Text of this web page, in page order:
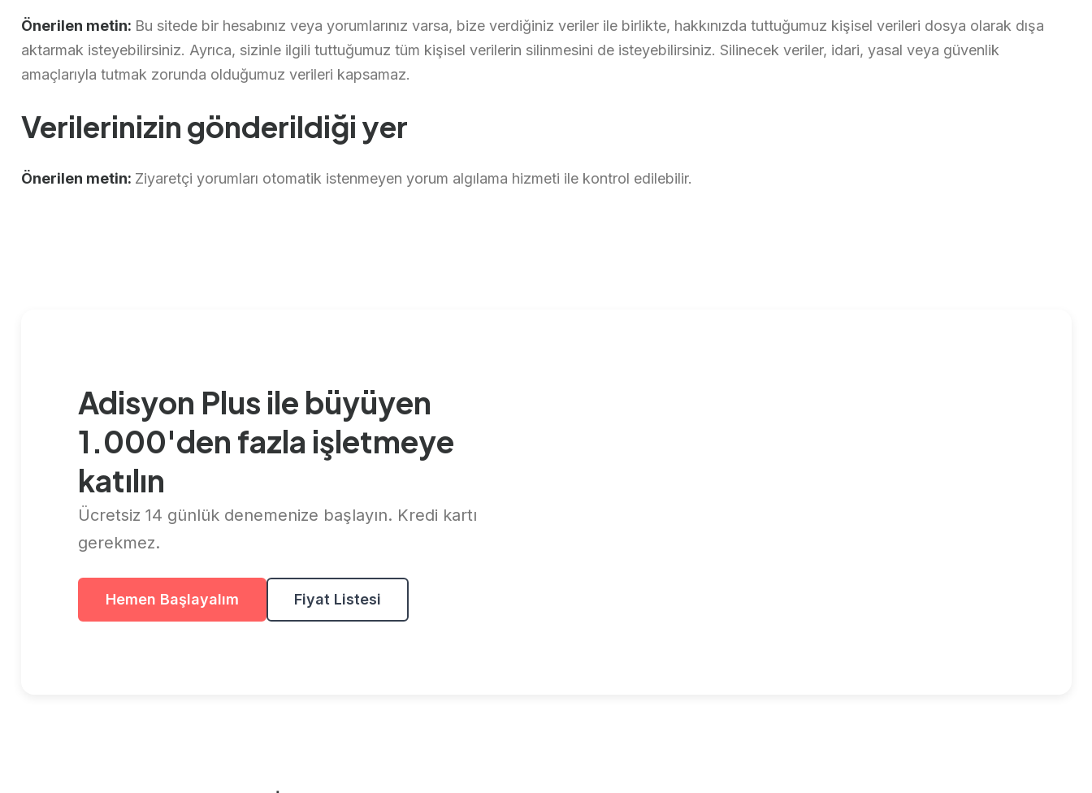
Önerilen metin: Bu sitede bir hesabınız veya yorumlarınız varsa, bize verdiğiniz veriler ile birlikte, hakkınızda tuttuğumuz kişisel verileri dosya olarak dışa
aktarmak isteyebilirsiniz. Ayrıca, sizinle ilgili tuttuğumuz tüm kişisel verilerin silinmesini de isteyebilirsiniz. Silinecek veriler, idari, yasal veya güvenlik
amaçlarıyla tutmak zorunda olduğumuz verileri kapsamaz.
Verilerinizin gönderildiği yer
Önerilen metin: Ziyaretçi yorumları otomatik istenmeyen yorum algılama hizmeti ile kontrol edilebilir.
Adisyon Plus ile büyüyen
1.000'den fazla işletmeye
katılın
Ücretsiz 14 günlük denemenize başlayın. Kredi kartı
gerekmez.
Hemen Başlayalım Fiyat Listesi